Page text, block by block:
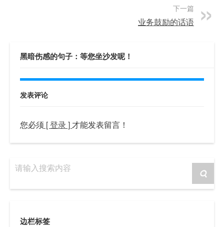
下一篇
业务鼓励的话语
黑暗伤感的句子：等您坐沙发呢！
发表评论
您必须 [ 登录 ] 才能发表留言！
请输入搜索内容
边栏标签